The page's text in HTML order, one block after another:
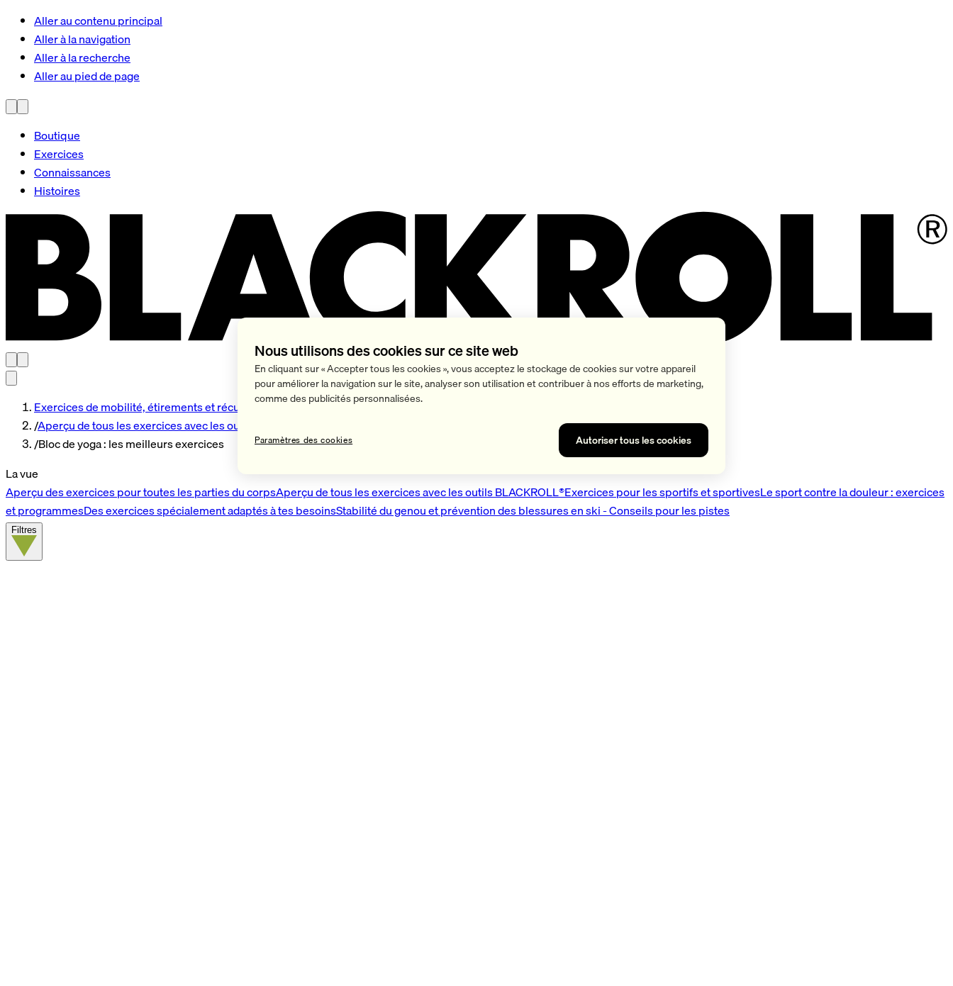
Aller au contenu principal
Aller à la navigation
Aller à la recherche
Aller au pied de page
Boutique
Exercices
Connaissances
Histoires
Exercices de mobilité, étirements et récupération
/Aperçu de tous les exercices avec les outils BLACKROLL®
/Bloc de yoga : les meilleurs exercices
La vue
Aperçu des exercices pour toutes les parties du corpsAperçu de tous les exercices avec les outils BLACKROLL®Exercices pour les sportifs et sportivesLe sport contre la douleur : exercices
et programmesDes exercices spécialement adaptés à tes besoinsStabilité du genou et prévention des blessures en ski - Conseils pour les pistes
Filtres
Nous utilisons des cookies sur ce site web
En cliquant sur « Accepter tous les cookies », vous acceptez le stockage de cookies sur votre appareil
pour améliorer la navigation sur le site, analyser son utilisation et contribuer à nos efforts de marketing,
comme des publicités personnalisées.
Autoriser tous les cookies
Paramètres des cookies